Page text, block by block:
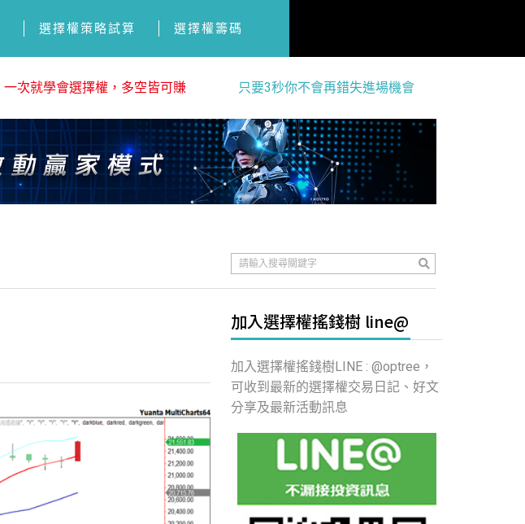
選擇權策略試算 選擇權籌碼
一次就學會選擇權，多空皆可賺 只要3秒你不會再錯失進場機會
加入選擇權搖錢樹 line@
加入選擇權搖錢樹LINE : @optree，
可收到最新的選擇權交易日記、好文
分享及最新活動訊息